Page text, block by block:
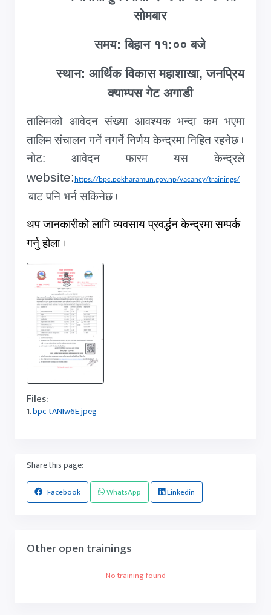
सोमबार
समय: बिहान ११:०० बजे
स्थान: आर्थिक विकास महाशाखा, जनप्रिय
क्याम्पस गेट अगाडी
तालिमको आवेदन संख्या आवश्यक भन्दा कम भएमा
तालिम संचालन गर्ने नगर्ने निर्णय केन्द्रमा निहित रहनेछ .
नोट: आवेदन फारम यस केन्द्रले
website: https://bpc.pokharamun.gov.np/vacancy/trainings/
बाट पनि भर्न सकिनेछ .
थप जानकारीको लागि व्यवसाय प्रवर्द्धन केन्द्रमा सम्पर्क
गर्नु होला .
Files:
1.bpc_tANIw6E.jpeg
Share this page:
Facebook WhatsApp Linkedin
Other open trainings
No training found